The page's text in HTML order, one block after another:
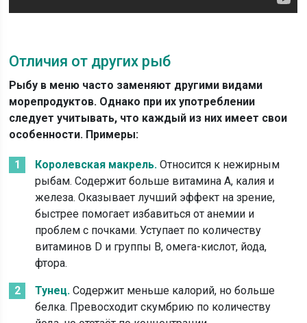
Отличия от других рыб
Рыбу в меню часто заменяют другими видами
морепродуктов. Однако при их употреблении
следует учитывать, что каждый из них имеет свои
особенности. Примеры:
Королевская макрель. Относится к нежирным
рыбам. Содержит больше витамина А, калия и
железа. Оказывает лучший эффект на зрение,
быстрее помогает избавиться от анемии и
проблем с почками. Уступает по количеству
витаминов D и группы В, омега-кислот, йода,
фтора.
Тунец. Содержит меньше калорий, но больше
белка. Превосходит скумбрию по количеству